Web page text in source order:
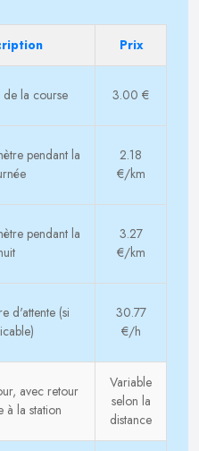
Prix
la course 3.00 €
pendant la
2.18
€/km
pendant la
3.27
€/km
d'attente (si
30.77
€/h
avec retour
à la station
Variable
selon la
distance